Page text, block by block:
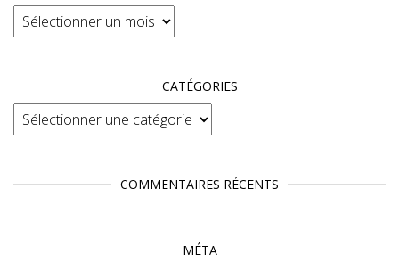
Archives
CATÉGORIES
Catégories
COMMENTAIRES RÉCENTS
MÉTA